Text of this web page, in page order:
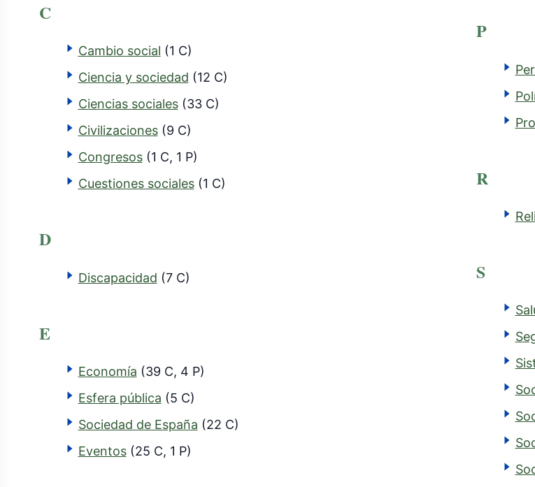
C
Cambio social (1 C)
Ciencia y sociedad (12 C)
Ciencias sociales (33 C)
Civilizaciones (9 C)
Congresos (1 C, 1 P)
Cuestiones sociales (1 C)
D
Discapacidad (7 C)
E
Economía (39 C, 4 P)
Esfera pública (5 C)
Sociedad de España (22 C)
Eventos (25 C, 1 P)
P
R
S